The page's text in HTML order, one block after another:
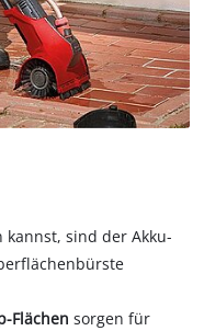
sind der Akku-
Flächen sorgen für